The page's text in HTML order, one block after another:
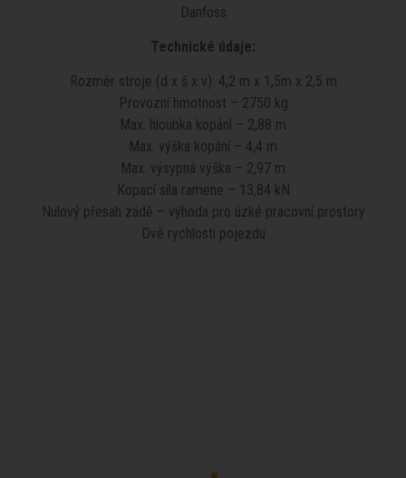
Danfoss
Technické údaje:
Rozměr stroje (d x š x v): 4,2 m x 1,5m x 2,5 m
Provozní hmotnost – 2750 kg
Max. hloubka kopání – 2,88 m
Max. výška kopání – 4,4 m
Max. výsypná výška – 2,97 m
Kopací síla ramene – 13,84 kN
Nulový přesah zádě – výhoda pro úzké pracovní prostory
Dvě rychlosti pojezdu